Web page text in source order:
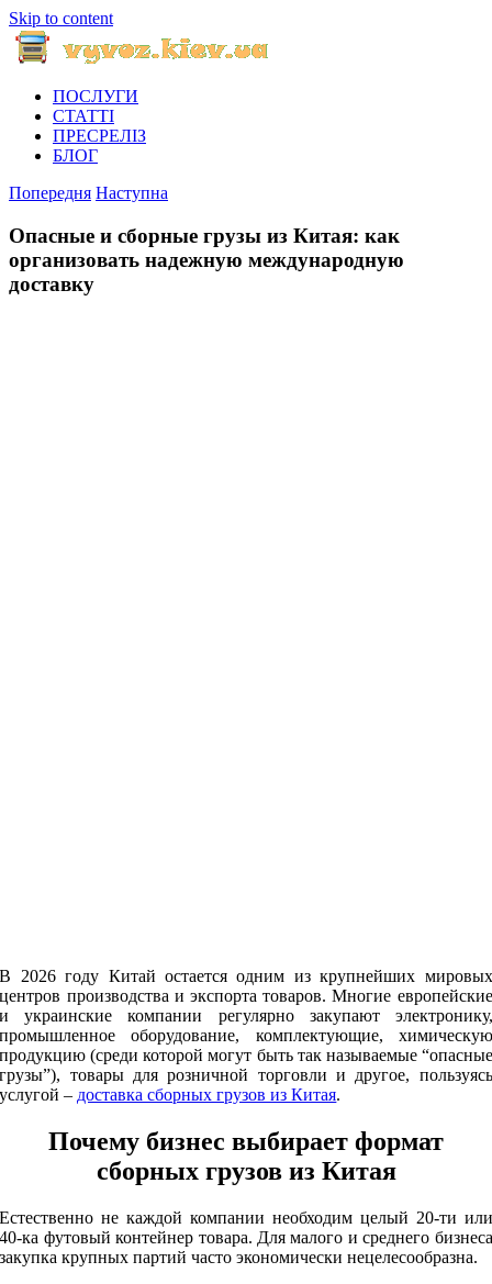
Skip to content
ПОСЛУГИ
СТАТТІ
ПРЕСРЕЛІЗ
БЛОГ
Попередня Наступна
Опасные и сборные грузы из Китая: как
организовать надежную международную
доставку
В 2026 году Китай остается одним из крупнейших мировых
центров производства и экспорта товаров. Многие европейские
и украинские компании регулярно закупают электронику,
промышленное оборудование, комплектующие, химическую
продукцию (среди которой могут быть так называемые “опасные
грузы”), товары для розничной торговли и другое, пользуясь
услугой –доставка сборных грузов из Китая.
Почему бизнес выбирает формат
сборных грузов из Китая
Естественно не каждой компании необходим целый 20-ти или
40-ка футовый контейнер товара. Для малого и среднего бизнеса
закупка крупных партий часто экономически нецелесообразна.